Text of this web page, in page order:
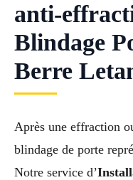
anti-
Blindage
Berre
Après une effraction
blindage de porte
Notre service d’